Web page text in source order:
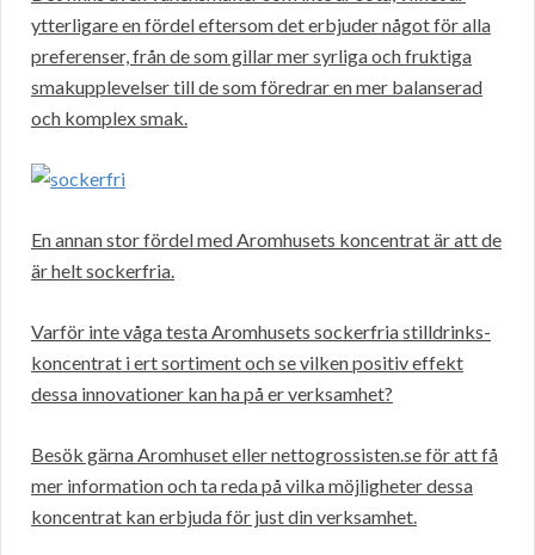
ytterligare en fördel eftersom det erbjuder något för alla
preferenser, från de som gillar mer syrliga och fruktiga
smakupplevelser till de som föredrar en mer balanserad
och komplex smak.
En annan stor fördel med Aromhusets koncentrat är att de
är helt sockerfria.
Varför inte våga testa Aromhusets sockerfria stilldrinks-
koncentrat i ert sortiment och se vilken positiv effekt
dessa innovationer kan ha på er verksamhet?
Besök gärna Aromhuset eller nettogrossisten.se för att få
mer information och ta reda på vilka möjligheter dessa
koncentrat kan erbjuda för just din verksamhet.